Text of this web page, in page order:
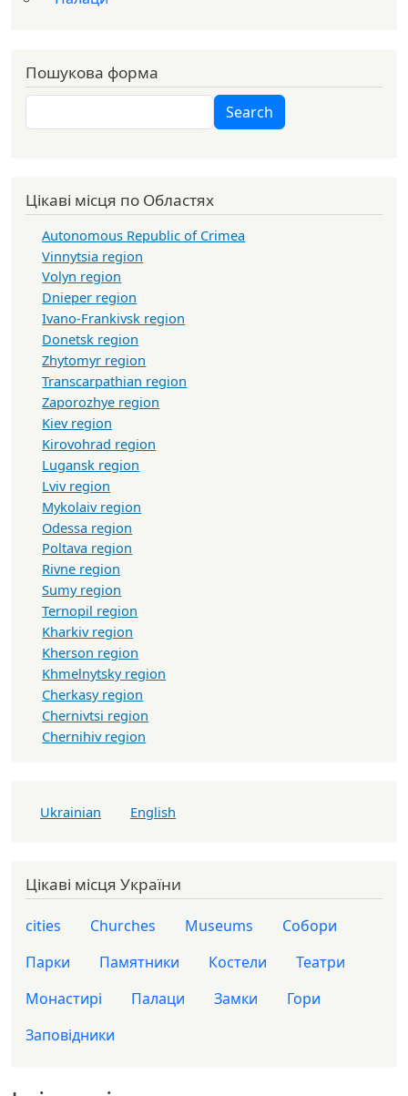
Пошукова форма
Search Search
Цікаві місця по Областях
Autonomous Republic of Crimea
Vinnytsia region
Volyn region
Dnieper region
Ivano-Frankivsk region
Donetsk region
Zhytomyr region
Transcarpathian region
Zaporozhye region
Kiev region
Kirovohrad region
Lugansk region
Lviv region
Mykolaiv region
Odessa region
Poltava region
Rivne region
Sumy region
Ternopil region
Kharkiv region
Kherson region
Khmelnytsky region
Cherkasy region
Chernivtsi region
Chernihiv region
Ukrainian English
Цікаві місця України
cities Churches Museums
Собори
Парки
Памятники Костели
Театри
Монастирі
Палаци Замки
Гори
Заповідники